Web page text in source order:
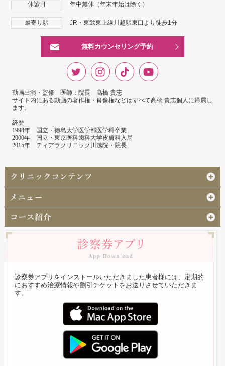
休診日 年中無休（年末年始は除く）
最寄り駅 JR・東武東上線川越駅東口より徒歩1分
無料カウンセリング予約
動画出演・監修 医師：院長 髙橋 貴志
サイト内にある動画の著作権・肖像権などはすべて髙橋 貴志個人に帰属し
ます。
経歴
1998年 国立・徳島大学医学部医学科卒業
2000年 国立・東京医科歯科大学皮膚科入局
2015年 ティアラクリニック川越院・院長
診察券アプリをインストールいただきました患者様には、定期的
におすすめ治療情報や割引チケットをお送りさせていただきま
す。